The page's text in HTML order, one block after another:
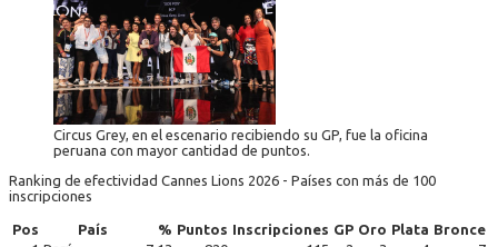
Circus Grey, en el escenario recibiendo su GP, fue la oficina
peruana con mayor cantidad de puntos.
Ranking de efectividad Cannes Lions 2026 - Países con más de 100
inscripciones
Pos País % Puntos Inscripciones GP Oro Plata Bronce